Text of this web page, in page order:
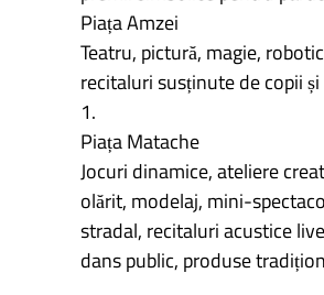
Piața Amzei
Teatru, pictură, magie,
recitaluri susținute de copii
1.
Piața Matache
Jocuri dinamice, ateliere
olărit, modelaj, mini-
stradal, recitaluri acustice
dans public, produse